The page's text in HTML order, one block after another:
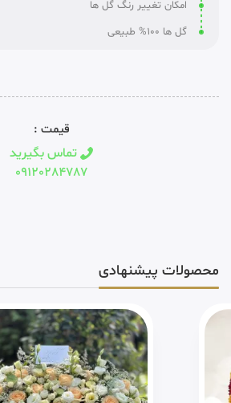
امکان تغییر رنگ گل ها
گل ها 100% طبیعی
قیمت :
تماس بگیرید
09120284787
محصولات پیشنهادی